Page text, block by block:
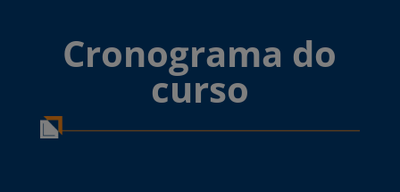
Cronograma do
curso